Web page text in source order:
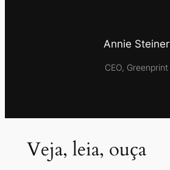
Annie Steiner
CEO, Greenprint
Veja, leia, ouça